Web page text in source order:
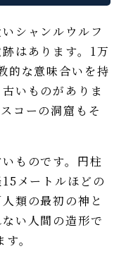
シャンルウルフ
はあります。1万
的な意味合いを持
いものがありま
コーの洞窟もそ
ものです。円柱
メートルほどの
類の最初の神と
い人間の造形で
。